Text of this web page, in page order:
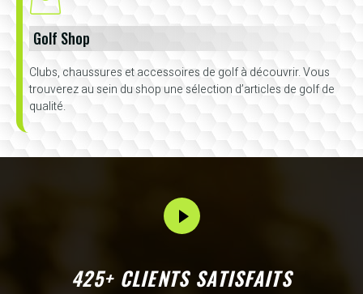
Golf Shop
Clubs, chaussures et accessoires de golf à découvrir. Vous
trouverez au sein du shop une sélection d’articles de golf de
qualité.
425+ CLIENTS SATISFAITS